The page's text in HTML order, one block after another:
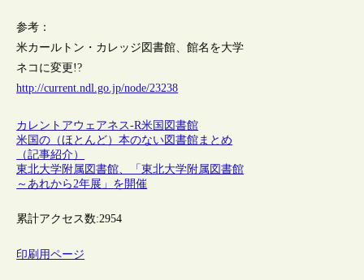
参考：
米カールトン・カレッジ図書館、館名を大学
ネコに変更!?
http://current.ndl.go.jp/node/23238
カレントアウェアネス-R米国 図書館
米国の（ほとんど）本のない図書館まとめ
（記事紹介）
東北大学附属図書館、「東北大学附属図書館
～あれから2年展」を開催
累計アクセス数:2954
印刷用ページ